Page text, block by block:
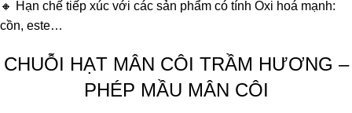
🔸 Hạn chế tiếp xúc với các sản phẩm có tính Oxi hoá mạnh:
cồn, este…
CHUỖI HẠT MÂN CÔI TRẦM HƯƠNG –
PHÉP MẦU MÂN CÔI